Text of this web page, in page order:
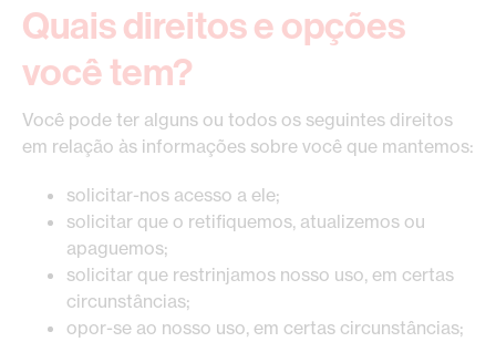
Quais direitos e opções
você tem?
Você pode ter alguns ou todos os seguintes direitos
em relação às informações sobre você que mantemos:
solicitar-nos acesso a ele;
solicitar que o retifiquemos, atualizemos ou
apaguemos;
solicitar que restrinjamos nosso uso, em certas
circunstâncias;
opor-se ao nosso uso, em certas circunstâncias;